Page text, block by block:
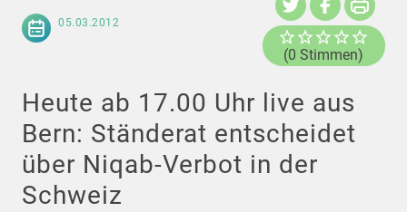
05.03.2012
(0 Stimmen)
Heute ab 17.00 Uhr live aus
Bern: Ständerat entscheidet
über Niqab-Verbot in der
Schweiz